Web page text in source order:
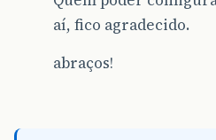
aí, fico agradecido.
abraços!